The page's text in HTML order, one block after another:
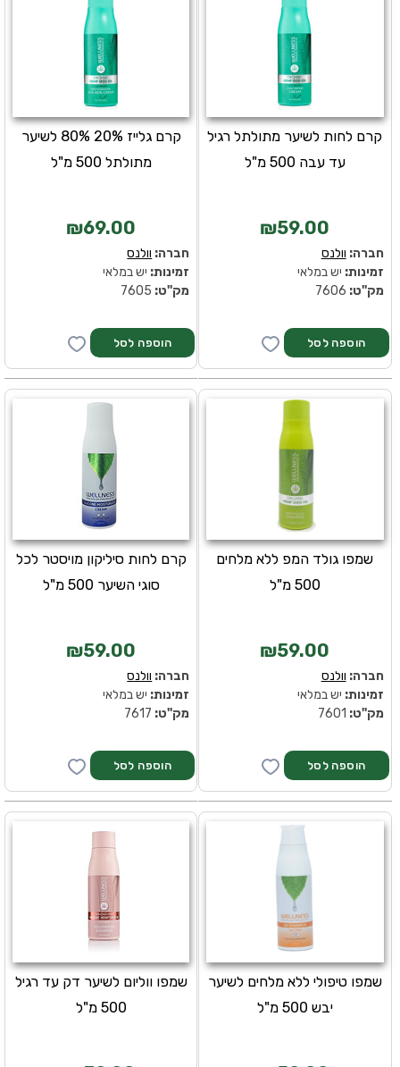
קרם גלייז 20% 80% לשיער
מתולתל 500 מ"ל
₪69.00
חברה: וולנס
זמינות: יש במלאי
מק''ט:
קרם לחות לשיער מתולתל רגיל
עד עבה 500 מ"ל
₪59.00
חברה: וולנס
זמינות: יש במלאי
מק''ט:
קרם לחות סיליקון מויסטר לכל
סוגי השיער 500 מ"ל
₪59.00
חברה: וולנס
זמינות: יש במלאי
מק''ט:
שמפו גולד המפ ללא מלחים
500 מ"ל
₪59.00
חברה: וולנס
זמינות: יש במלאי
מק''ט:
שמפו ווליום לשיער דק עד רגיל
500 מ"ל
שמפו טיפולי ללא מלחים לשיער
יבש 500 מ"ל